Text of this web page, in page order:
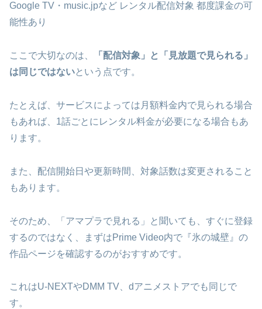
Google TV・music.jpなど レンタル配信対象 都度課金の可
能性あり
ここで大切なのは、
「配信対象」と「見放題で見られる」
は同じではないという点です。
たとえば、サービスによっては月額料金内で見られる場合
もあれば、1話ごとにレンタル料金が必要になる場合もあ
ります。
また、配信開始日や更新時間、対象話数は変更されること
もあります。
そのため、「アマプラで見れる」と聞いても、すぐに登録
するのではなく、まずはPrime Video内で『氷の城壁』の
作品ページを確認するのがおすすめです。
これはU-NEXTやDMM TV、dアニメストアでも同じで
す。